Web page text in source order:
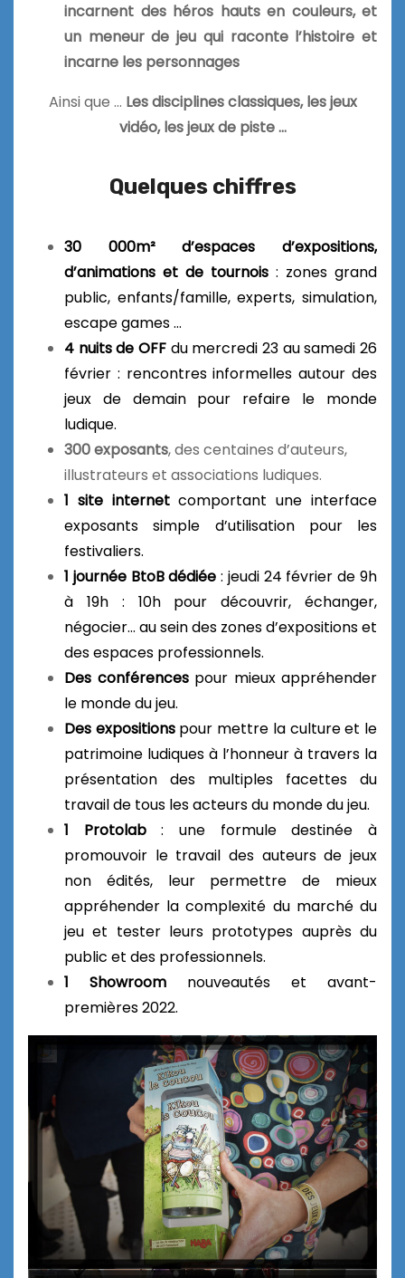
incarnent des héros hauts en couleurs, et
un meneur de jeu qui raconte l’histoire et
incarne les personnages
Ainsi que … Les disciplines classiques, les jeux
vidéo, les jeux de piste …
Quelques chiffres
30 000m² d’espaces d’expositions,
d’animations et de tournois : zones grand
public, enfants/famille, experts, simulation,
escape games …
4 nuits de OFF du mercredi 23 au samedi 26
février : rencontres informelles autour des
jeux de demain pour refaire le monde
ludique.
300 exposants, des centaines d’auteurs,
illustrateurs et associations ludiques.
1 site internetcomportant une interface
exposants simple d’utilisation pour les
festivaliers.
1 journée BtoB dédiée : jeudi 24 février de 9h
à 19h : 10h pour découvrir, échanger,
négocier… au sein des zones d’expositions et
des espaces professionnels.
Des conférencespour mieux appréhender
le monde du jeu.
Des expositionspour mettre la culture et le
patrimoine ludiques à l’honneur à travers la
présentation des multiples facettes du
travail de tous les acteurs du monde du jeu.
1 Protolab: une formule destinée à
promouvoir le travail des auteurs de jeux
non édités, leur permettre de mieux
appréhender la complexité du marché du
jeu et tester leurs prototypes auprès du
public et des professionnels.
1 Showroom nouveautés et avant-
premières 2022.